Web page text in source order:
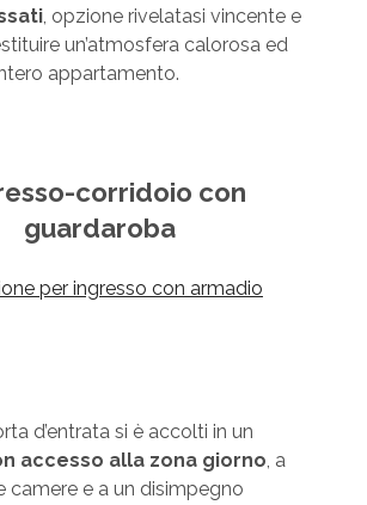
, opzione rivelatasi vincente e
un’atmosfera calorosa ed
appartamento.
corridoio con
guardaroba
d’entrata si è accolti in un
accesso alla zona giorno, a
camere e a un disimpegno